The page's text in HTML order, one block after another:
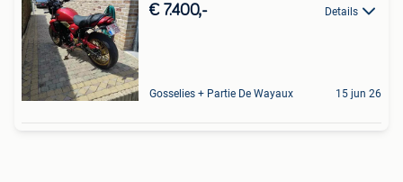
€ 7.400,- Details
Gosselies + Partie De Wayaux 15 jun 26